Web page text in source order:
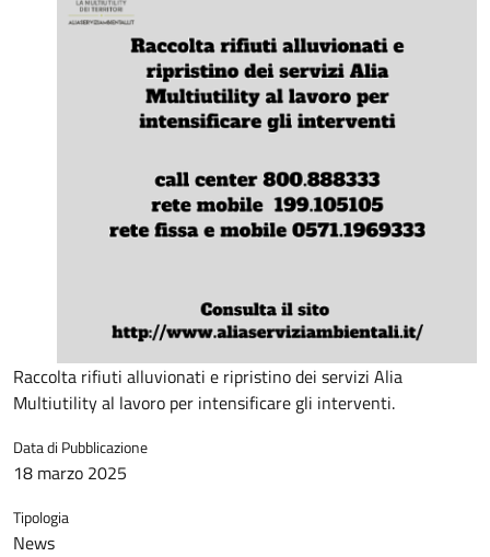
Raccolta rifiuti alluvionati e ripristino dei servizi Alia
Multiutility al lavoro per intensificare gli interventi.
Data di Pubblicazione
18 marzo 2025
Tipologia
News